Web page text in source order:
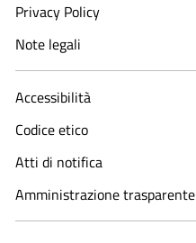
Privacy Policy
Note legali
Accessibilità
Codice etico
Atti di notifica
Amministrazione trasparente